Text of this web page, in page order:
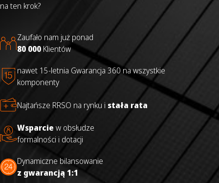
na ten krok?
Zaufało nam już ponad
80 000 Klientów
nawet 15-letnia Gwarancja 360 na wszystkie
komponenty
Najtańsze RRSO na rynku i stała rata
Wsparcie w obsłudze
formalności i dotacji
Dynamiczne bilansowanie
z gwarancją 1:1